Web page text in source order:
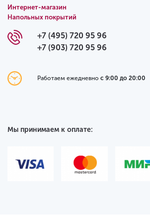
Интернет-магазин
Напольных покрытий
+7 (495) 720 95 96
+7 (903) 720 95 96
Работаем ежедневно с 9:00 до 20:00
Мы принимаем к оплате: